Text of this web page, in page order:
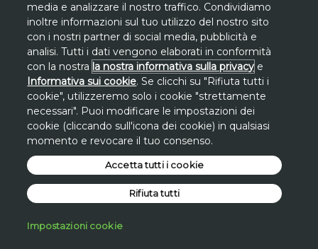
* Gli sconti sono riferiti alprezzo più basso
degli ultimi 30 giornisu www.avon.it, se non
diversamente indicato.
PromozionePromo San Lorenzo valida solo
dal 7 al 10 agostosul sito avon.it.
Losconto di 30€si applica, a fronte di una
spesa minima di 100€ , inserendo a carrello il
codice STAR30.
*Promo San Lorenzo applicata direttamente
sul valore dell'intero carrello a fronte di una
spesa minima.
media e analizzare il nostro traffico. Condividiamo
inoltre informazioni sul tuo utilizzo del nostro sito
con i nostri partner di social media, pubblicità e
analisi. Tutti i dati vengono elaborati in conformità
con la nostra la nostra informativa sulla privacy e
Informativa sui cookie. Se clicchi su "Rifiuta tutti i
cookie", utilizzeremo solo i cookie "strettamente
necessari". Puoi modificare le impostazioni dei
cookie (cliccando sull'icona dei cookie) in qualsiasi
momento e revocare il tuo consenso.
Impostazioni cookie
Rifiuta tutti
Accetta tutti i cookie